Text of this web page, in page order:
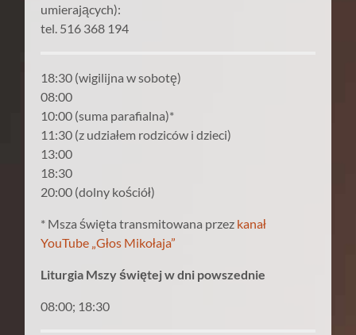
umierających):
tel. 516 368 194
18:30 (wigilijna w sobotę)
08:00
10:00 (suma parafialna)*
11:30 (z udziałem rodziców i dzieci)
13:00
18:30
20:00 (dolny kościół)
* Msza święta transmitowana przez kanał
YouTube „Głos Mikołaja”
Liturgia Mszy świętej w dni powszednie
08:00; 18:30